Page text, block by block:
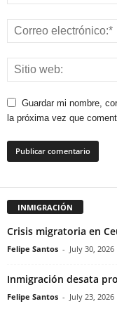
Guardar mi nombre,
la próxima vez que
INMIGRACIÓN
Crisis migratoria en
Felipe Santos - July 30, 2026
Inmigración desata
Felipe Santos - July 23, 2026